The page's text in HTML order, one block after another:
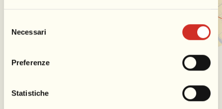
delNecessari
Preferenze
Statistiche
La mappa